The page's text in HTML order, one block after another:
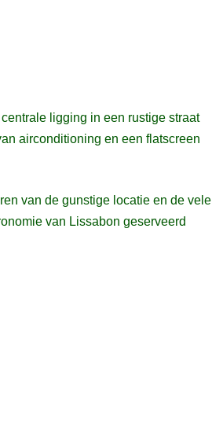
ligging in een rustige straat
airconditioning en een flatscreen
van de gunstige locatie en de vele
van Lissabon geserveerd